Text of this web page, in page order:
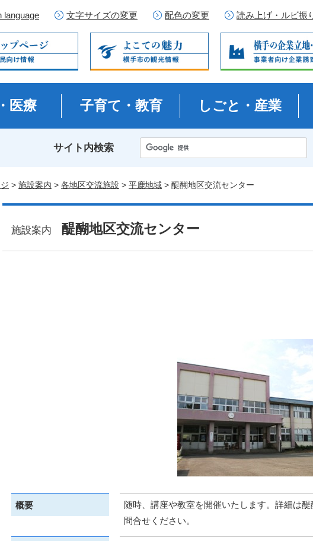
language 文字サイズの変更 配色の変更 読み上げ・ルビ振
医療 子育て・教育 しごと・産業
サイト内検索
> 施設案内 > 各地区交流施設 > 平鹿地域 > 醍醐地区交流センター
施設案内 醍醐地区交流センター
概要
随時、講座や教室を開催いたします。詳細は
問合せください。